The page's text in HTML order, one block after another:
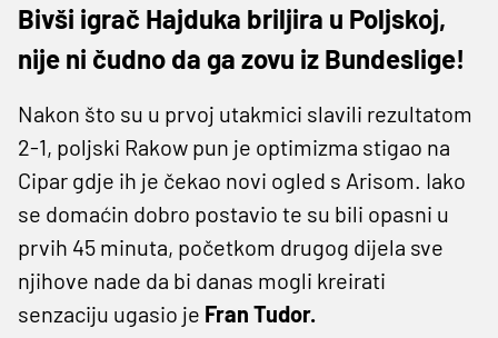
Bivši igrač Hajduka briljira u Poljskoj,
nije ni čudno da ga zovu iz Bundeslige!
Nakon što su u prvoj utakmici slavili rezultatom
2-1, poljski Rakow pun je optimizma stigao na
Cipar gdje ih je čekao novi ogled s Arisom. Iako
se domaćin dobro postavio te su bili opasni u
prvih 45 minuta, početkom drugog dijela sve
njihove nade da bi danas mogli kreirati
senzaciju ugasio je Fran Tudor.